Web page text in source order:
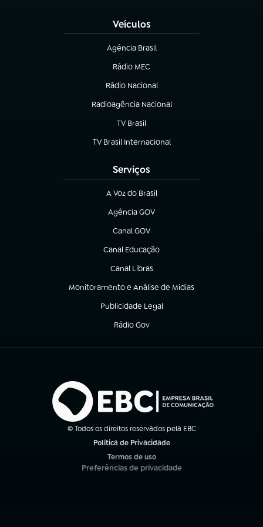
Veículos
Agência Brasil
(abre em nova aba)
Rádio MEC
(abre em nova aba)
Rádio Nacional
Radioagência Nacional
(abre em nova aba)
TV Brasil
(abre em nova aba)
TV Brasil Internacional
(abre em nova aba)
Serviços
A Voz do Brasil
(abre em nova aba)
Agência GOV
(abre em nova aba)
Canal GOV
(abre em nova aba)
Canal Educação
(abre em nova aba)
Canal Libras
(abre em nova aba)
Monitoramento e Análise de Mídias
(abre em nova aba)
Publicidade Legal
(abre em nova aba)
Rádio Gov
(abre em nova aba)
© Todos os direitos reservados pela EBC
Política de Privacidade
Termos de uso
(abre em nova aba)
Preferências de privacidade